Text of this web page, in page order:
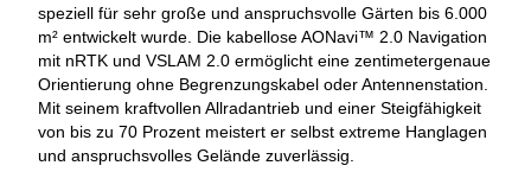
speziell für sehr große und anspruchsvolle Gärten bis 6.000
m² entwickelt wurde. Die kabellose AONavi™ 2.0 Navigation
mit nRTK und VSLAM 2.0 ermöglicht eine zentimetergenaue
Orientierung ohne Begrenzungskabel oder Antennenstation.
Mit seinem kraftvollen Allradantrieb und einer Steigfähigkeit
von bis zu 70 Prozent meistert er selbst extreme Hanglagen
und anspruchsvolles Gelände zuverlässig.